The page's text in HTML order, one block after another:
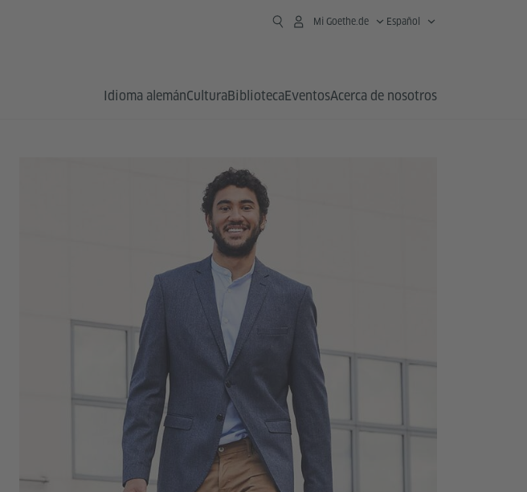
Mi Goethe.de Español
Idioma alemánCulturaBibliotecaEventosAcerca de nosotros